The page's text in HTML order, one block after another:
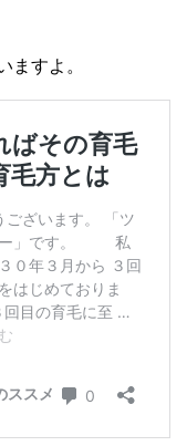
ますよ。